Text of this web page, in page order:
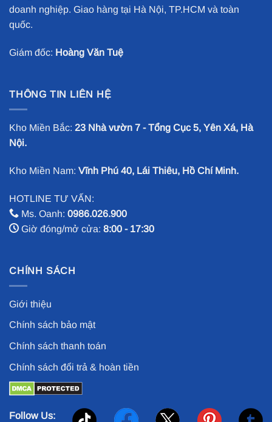
doanh nghiệp. Giao hàng tại Hà Nội, TP.HCM và toàn
quốc.
Giám đốc: Hoàng Văn Tuệ
THÔNG TIN LIÊN HỆ
Kho Miền Bắc: 23 Nhà vườn 7 - Tổng Cục 5, Yên Xá, Hà
Nội.
Kho Miền Nam: Vĩnh Phú 40, Lái Thiêu, Hồ Chí Minh.
HOTLINE TƯ VẤN:
Ms. Oanh: 0986.026.900
Giờ đóng/mở cửa: 8:00 - 17:30
CHÍNH SÁCH
Giới thiệu
Chính sách bảo mật
Chính sách thanh toán
Chính sách đổi trả & hoàn tiền
Follow Us: